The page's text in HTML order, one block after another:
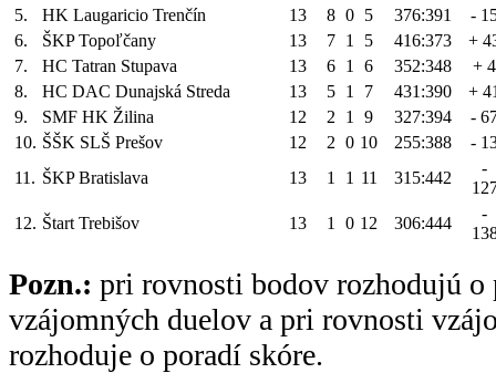
5.
HK Laugaricio Trenčín 13 8 0 5 376:391
-
6.
ŠKP Topoľčany 13 7 1 5 416:373
+
7.
HC Tatran Stupava 13 6 1 6 352:348
+ 4
8.
HC DAC Dunajská Streda 13 5 1 7 431:390
+
9.
SMF HK Žilina 12 2 1 9 327:394
-
10. ŠŠK SLŠ Prešov 12 2 0 10 255:388
-
11. ŠKP Bratislava 13 1 1 11 315:442
-
12. Štart Trebišov 13 1 0 12 306:444
-
Pozn.: pri rovnosti bodov rozhodujú o
vzájomných duelov a pri rovnosti
rozhoduje o poradí skóre.